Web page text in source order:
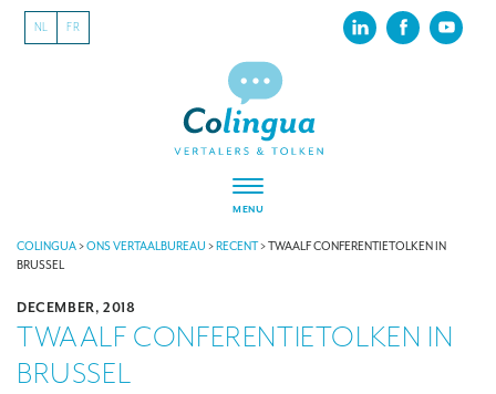
NL FR
MENU
VERTALEN
Vertalers voor internationale tentoonstellingen
Vertalers voor musea
COLINGUA>ONS VERTAALBUREAU >RECENT>TWAALF CONFERENTIETOLKEN IN
BRUSSEL
DECEMBER, 2018
TWAALF CONFERENTIETOLKEN IN
BRUSSEL